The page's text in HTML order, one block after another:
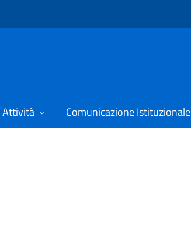
Attività Comunicazione Istituzionale